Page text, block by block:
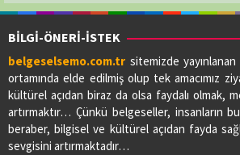
BİLGİ-ÖNERİ-İSTEK
belgeselsemo.com.tr sitemizde
ortamında elde edilmiş olup tek amacımız
kültürel açıdan biraz da olsa faydalı olmak,
artırmaktır… Çünkü belgeseller, insanların bu
beraber, bilgisel ve kültürel açıdan fayda
sevgisini artırmaktadır…